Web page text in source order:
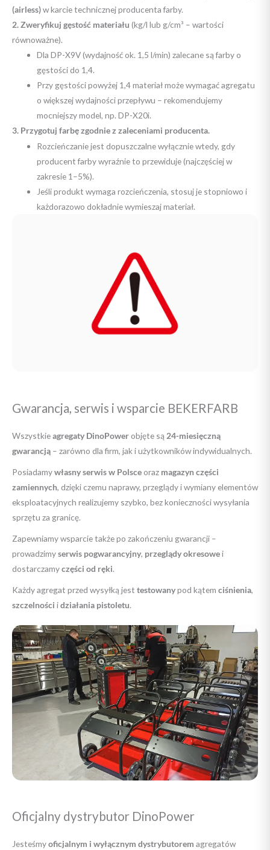
(airless)w karcie technicznej producenta farby.
2. Zweryfikuj gęstość materiału (kg/l lub g/cm³ – wartości
równoważne).
Dla DP-X9V (wydajność ok. 1,5 l/min) zalecane są farby o
gęstości do 1,4.
Przy gęstości powyżej 1,4 materiał może wymagać agregatu
o większej wydajności przepływu – rekomendujemy
mocniejszy model, np. DP-X20i.
3. Przygotuj farbę zgodnie z zaleceniami producenta.
Rozcieńczanie jest dopuszczalne wyłącznie wtedy, gdy
producent farby wyraźnie to przewiduje (najczęściej w
zakresie 1–5%).
Jeśli produkt wymaga rozcieńczenia, stosuj je stopniowo i
każdorazowo dokładnie wymieszaj materiał.
Gwarancja, serwis i wsparcie BEKERFARB
Wszystkieagregaty DinoPower objęte są 24-miesięczną
gwarancją – zarówno dla firm, jak i użytkowników indywidualnych.
Posiadamywłasny serwis w Polsce oraz magazyn części
zamiennych, dzięki czemu naprawy, przeglądy i wymiany elementów
eksploatacyjnych realizujemy szybko, bez konieczności wysyłania
sprzętu za granicę.
Zapewniamy wsparcie także po zakończeniu gwarancji –
prowadzimyserwis pogwarancyjny, przeglądy okresowei
dostarczamyczęści od ręki.
Każdy agregat przed wysyłką jest testowanypod kątem ciśnienia,
szczelności idziałania pistoletu.
Oficjalny dystrybutor DinoPower
Jesteśmyoficjalnym i wyłącznym dystrybutorem agregatów